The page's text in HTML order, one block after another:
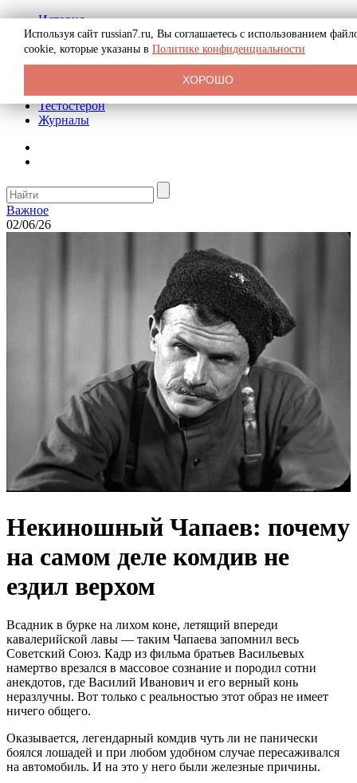
История
Биография
Криминал
Реклама на сайте
Тестостерон
Журналы
Важное
02/06/26
Некиношный Чапаев: почему
на самом деле комдив не
ездил верхом
Всадник в бурке на лихом коне, летящий впереди
кавалерийской лавы — таким Чапаева запомнил весь
Советский Союз. Кадр из фильма братьев Васильевых
намертво врезался в массовое сознание и породил сотни
анекдотов, где Василий Иванович и его верный конь
неразлучны. Вот только с реальностью этот образ не имеет
ничего общего.
Оказывается, легендарный комдив чуть ли не панически
боялся лошадей и при любом удобном случае пересаживался
на автомобиль. И на это у него были железные причины.
Используя сайт russian7.ru, Вы соглашаетесь с использованием
cookie, которые указаны в Политике конфиденциальности
ХОРОШО